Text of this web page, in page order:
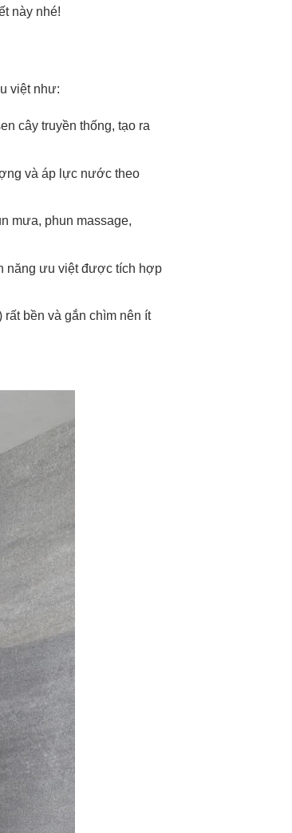
này nhé!
việt như:
cây truyền thống, tạo ra
và áp lực nước theo
mưa, phun massage,
năng ưu việt được tích hợp
bền và gắn chìm nên ít